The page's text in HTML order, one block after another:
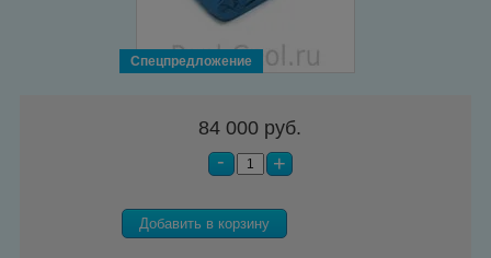
Спецпредложение
- +
Добавить в корзину
84 000 руб.